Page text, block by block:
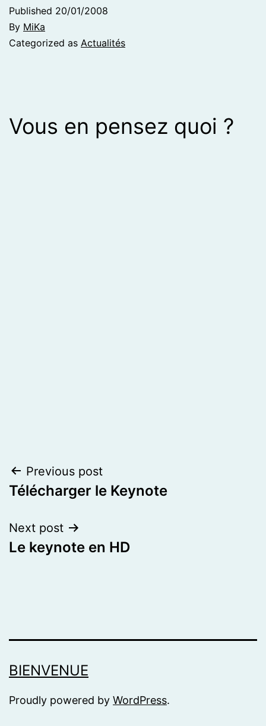
Published 20/01/2008
By MiKa
Categorized as Actualités
Vous en pensez quoi ?
Post
navigation
Previous post
Télécharger le Keynote
Next post
Le keynote en HD
BIENVENUE
Proudly powered by WordPress.